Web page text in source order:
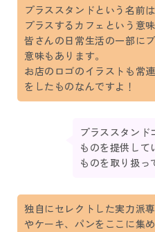
プラススタンドという名前
プラスするカフェという意
皆さんの日常生活の一部に
意味もあります。
お店のロゴのイラストも常
をしたものなんですよ！
プラススタンド
ものを提供して
ものを取り扱っ
独自にセレクトした実力派
やケーキ、パンをここに集